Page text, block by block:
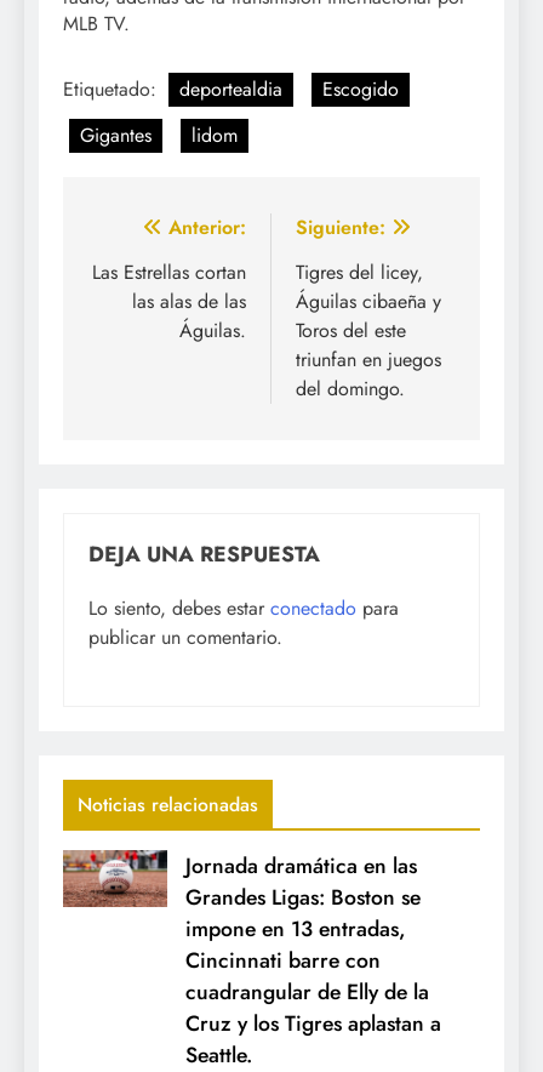
MLB TV.
Etiquetado: deportealdia
Escogido
Gigantes
lidom
Navegación
de
entradas
Anterior:
Las Estrellas cortan
las alas de las
Águilas.
Siguiente:
Tigres del licey,
Águilas cibaeña y
Toros del este
triunfan en juegos
del domingo.
DEJA UNA RESPUESTA
Lo siento, debes estar conectado para
publicar un comentario.
Noticias relacionadas
Jornada dramática en las
Grandes Ligas: Boston se
impone en 13 entradas,
Cincinnati barre con
cuadrangular de Elly de la
Cruz y los Tigres aplastan a
Seattle.